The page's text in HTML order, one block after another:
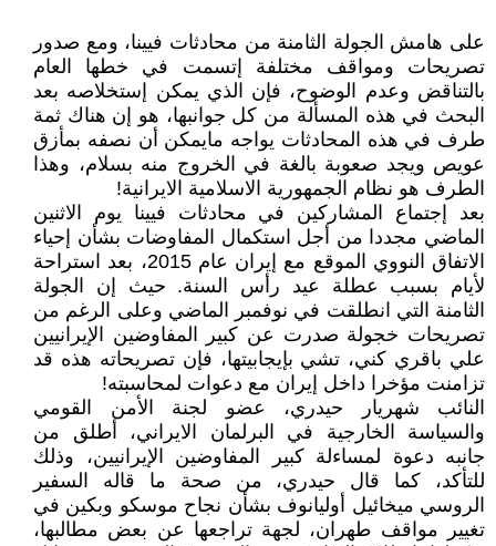
على هامش الجولة الثامنة من محادثات فيينا، ومع صدور
تصريحات ومواقف مختلفة إتسمت في خطها العام
بالتناقض وعدم الوضوح، فإن الذي يمکن إستخلاصه بعد
البحث في هذه المسألة من کل جوانبها، هو إن هناك ثمة
طرف في هذه المحادثات يواجه مايمکن أن نصفه بمأزق
عويص ويجد صعوبة بالغة في الخروج منه بسلام، وهذا
الطرف هو نظام الجمهورية الاسلامية الايرانية!
بعد إجتماع المشارکين في محادثات فيينا يوم الاثنين
الماضي مجددا من أجل استكمال المفاوضات بشأن إحياء
الاتفاق النووي الموقع مع إيران عام 2015، بعد استراحة
لأيام بسبب عطلة عيد رأس السنة. حيث إن الجولة
الثامنة التي انطلقت في نوفمبر الماضي وعلى الرغم من
تصريحات خجولة صدرت عن كبير المفاوضين الإيرانيين
علي باقري كني، تشي بإيجابيتها، فإن تصريحاته هذه قد
تزامنت مؤخرا داخل إيران مع دعوات لمحاسبته!
النائب شهريار حيدري، عضو لجنة الأمن القومي
والسياسة الخارجية في البرلمان الايراني، أطلق من
جانبه دعوة لمساءلة كبير المفاوضين الإيرانيين، وذلك
للتأكد، كما قال حيدري، من صحة ما قاله السفير
الروسي ميخائيل أوليانوف بشأن نجاح موسكو وبكين في
تغيير مواقف طهران، لجهة تراجعها عن بعض مطالبها،